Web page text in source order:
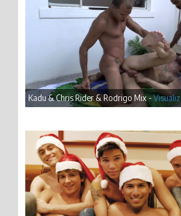
Kadu & Chris Rider & Rodrigo Mix -